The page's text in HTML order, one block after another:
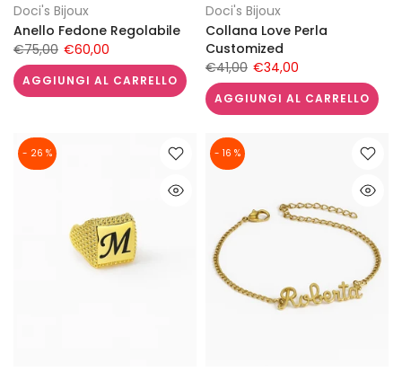
Doci's Bijoux
Anello Fedone Regolabile
€75,00 €60,00
AGGIUNGI AL CARRELLO
Doci's Bijoux
Collana Love Perla
Customized
€41,00 €34,00
AGGIUNGI AL CARRELLO
- 26 % - 16 %